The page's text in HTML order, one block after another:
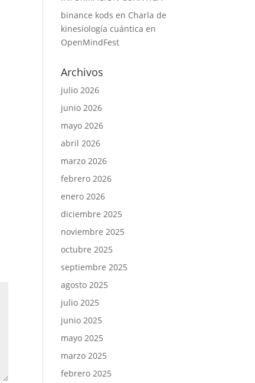
binance kods en Charla de
kinesiología cuántica en
OpenMindFest
Archivos
julio 2026
junio 2026
mayo 2026
abril 2026
marzo 2026
febrero 2026
enero 2026
diciembre 2025
noviembre 2025
octubre 2025
septiembre 2025
agosto 2025
julio 2025
junio 2025
mayo 2025
marzo 2025
febrero 2025